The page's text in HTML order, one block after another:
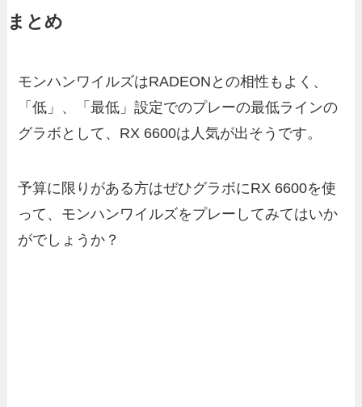
まとめ
モンハンワイルズはRADEONとの相性もよく、
「低」、「最低」設定でのプレーの最低ラインの
グラボとして、RX 6600は人気が出そうです。
予算に限りがある方はぜひグラボにRX 6600を使
って、モンハンワイルズをプレーしてみてはいか
がでしょうか？